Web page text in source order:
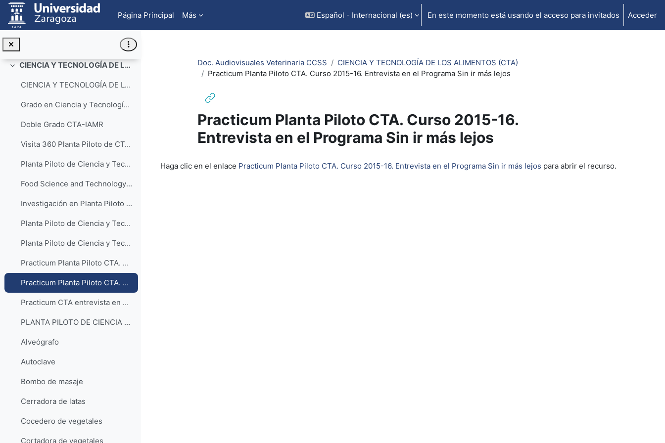
Salta al contenido principal
Página Principal
Más Español - Internacional ‎(es)‎ En este momento está usando el acceso para invitados Acceder
Zanahoria rallada de IV gama
ALMAZARA. Formación sobre procesado y calidad del aceite de oliva
Colapsar CIENCIA Y TECNOLOGÍA DE LOS ALIMENTOS (CTA)
CIENCIA Y TECNOLOGÍA DE LOS ALIEMNTOS - CTA (acceso a la lista de reproducción)
Grado en Ciencia y Tecnología de los Alimentos UNIZAR: Testimonios de estudiantes
Doble Grado CTA-IAMR
Visita 360 Planta Piloto de CTA, Facultad de Veterinaria, Universidad Zaragoza
Planta Piloto de Ciencia y Tecnología de los Alimentos. Universidad de Zaragoza
Food Science and Technology Pilot Plant. University of Zaragoza
Investigación en Planta Piloto de Ciencia y Tecnología de los Alimentos. Tecnópolis Aragón
Planta Piloto de Ciencia y Tecnología de los Alimentos. EL TEMPERO. Aragón
Planta Piloto de Ciencia y Tecnología de los Alimentos. Aragón TV
Practicum Planta Piloto CTA. Curso 2015-16. Entrevista en Aragón en Abierto
Practicum Planta Piloto CTA. Curso 2015-16. Entrevista en el Programa Sin ir más lejos
Practicum CTA entrevista en Aragón Radio
PLANTA PILOTO DE CIENCIA Y TECNOLOGÍA DE LOS ALIMENTOS (acceso a la lista de reproducción)
Alveógrafo
Autoclave
Bombo de masaje
Cerradora de latas
Cocedero de vegetales
Cortadora de vegetales
Doc. Audiovisuales Veterinaria CCSS
CIENCIA Y TECNOLOGÍA DE LOS ALIMENTOS (CTA)
Practicum Planta Piloto CTA. Curso 2015-16. Entrevista en el Programa Sin ir más lejos
Practicum Planta Piloto CTA. Curso 2015-16.
Entrevista en el Programa Sin ir más lejos
Haga clic en el enlace Practicum Planta Piloto CTA. Curso 2015-16. Entrevista en el Programa Sin ir más lejos para abrir el recurso.